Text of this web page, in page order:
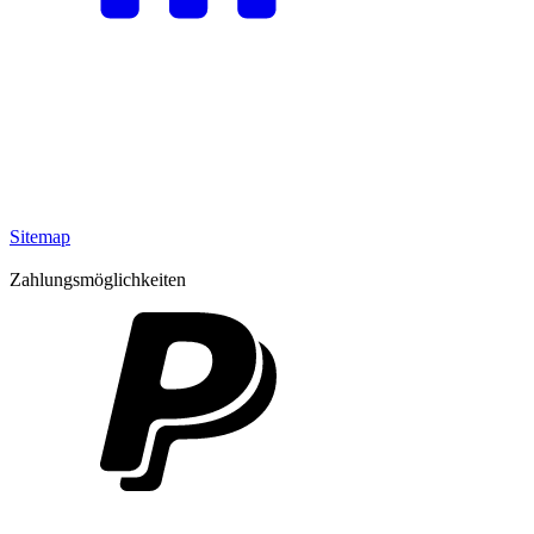
Sitemap
Zahlungsmöglichkeiten